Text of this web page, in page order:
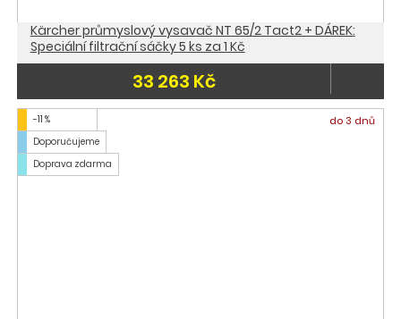
Kärcher průmyslový vysavač NT 65/2 Tact2 + DÁREK:
Speciální filtrační sáčky 5 ks za 1 Kč
33 263 Kč
-11 %
Doporučujeme
Doprava zdarma
do 3 dnů